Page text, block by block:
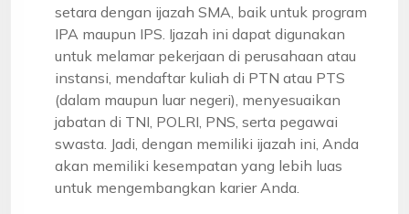
setara dengan ijazah SMA, baik untuk program
IPA maupun IPS. Ijazah ini dapat digunakan
untuk melamar pekerjaan di perusahaan atau
instansi, mendaftar kuliah di PTN atau PTS
(dalam maupun luar negeri), menyesuaikan
jabatan di TNI, POLRI, PNS, serta pegawai
swasta. Jadi, dengan memiliki ijazah ini, Anda
akan memiliki kesempatan yang lebih luas
untuk mengembangkan karier Anda.